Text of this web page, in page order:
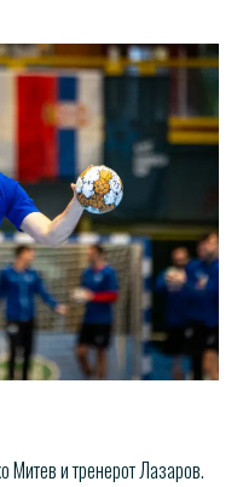
Митев и тренерот Лазаров.